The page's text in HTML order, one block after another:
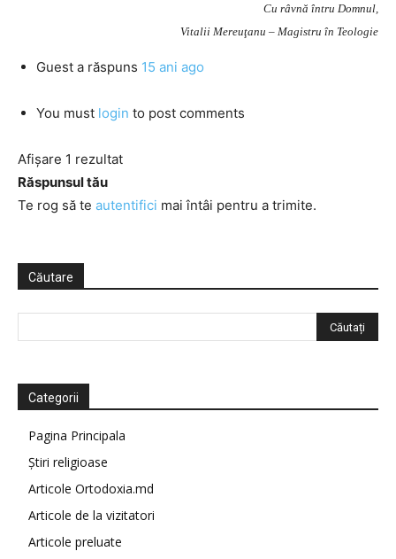
Cu râvnă întru Domnul,
Vitalii Mereuţanu – Magistru în Teologie
Guest a răspuns 15 ani ago
You must login to post comments
Afișare 1 rezultat
Răspunsul tău
Te rog să te autentifici mai întâi pentru a trimite.
Căutare
Categorii
Pagina Principala
Știri religioase
Articole Ortodoxia.md
Articole de la vizitatori
Articole preluate